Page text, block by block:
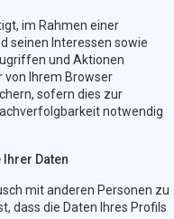
im Rahmen einer
seinen Interessen sowie
und Aktionen
von Ihrem Browser
sofern dies zur
notwendig
Daten
mit anderen Personen zu
dass die Daten Ihres Profils